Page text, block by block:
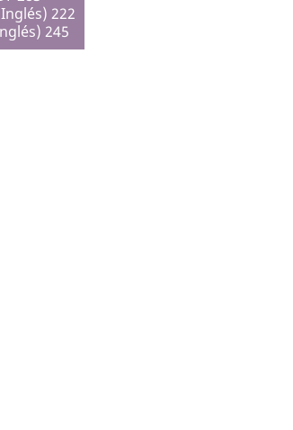
222
245